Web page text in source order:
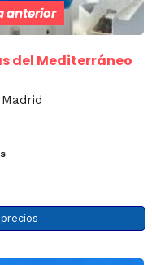
anterior
del Mediterráneo